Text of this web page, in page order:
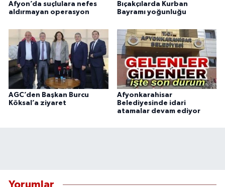
Afyon’da suçlulara nefes
aldırmayan operasyon
Bıçakçılarda Kurban
Bayramı yoğunluğu
AGC’den Başkan Burcu
Köksal’a ziyaret
Afyonkarahisar
Belediyesinde idari
atamalar devam ediyor